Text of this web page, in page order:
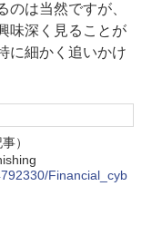
は当然ですが、
味深く見ることが
に細かく追いかけ
）
Financial_cyb